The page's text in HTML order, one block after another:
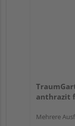
anthrazit
Mehrere